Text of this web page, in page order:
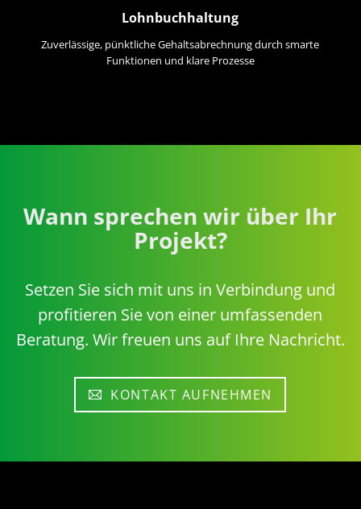
Lohnbuchhaltung
Zuverlässige, pünktliche Gehaltsabrechnung durch smarte
Funktionen und klare Prozesse
Wann sprechen wir über Ihr
Projekt?
Setzen Sie sich mit uns in Verbindung und
profitieren Sie von einer umfassenden
Beratung. Wir freuen uns auf Ihre Nachricht.
KONTAKT AUFNEHMEN